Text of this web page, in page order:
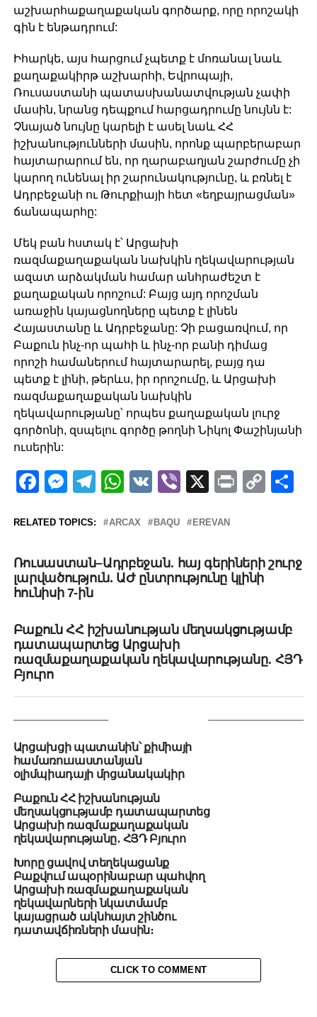
աշխարհաքաղաքական գործարք, որը որոշակի
գին է ենթադրում:
Իհարկե, այս հարցում չպետք է մոռանալ նաև
քաղաքակիրթ աշխարհի, Եվրոպայի,
Ռուսաստանի պատասխանատվության չափի
մասին, նրանց դեպքում հարցադրումը նույնն է:
Չնայած նույնը կարելի է ասել նաև ՀՀ
իշխանությունների մասին, որոնք պարբերաբար
հայտարարում են, որ ղարաբաղյան շարժումը չի
կարող ունենալ իր շարունակությունը, և բռնել է
Ադրբեջանի ու Թուրքիայի հետ «եղբայրացման»
ճանապարհը:
Մեկ բան հստակ է՝ Արցախի
ռազմաքաղաքական նախկին ղեկավարության
ազատ արձակման համար անհրաժեշտ է
քաղաքական որոշում: Բայց այդ որոշման
առաջին կայացնողները պետք է լինեն
Հայաստանը և Ադրբեջանը: Չի բացառվում, որ
Բաքուն ինչ-որ պահի և ինչ-որ բանի դիմաց
որոշի համաներում հայտարարել, բայց դա
պետք է լինի, թերևս, իր որոշումը, և Արցախի
ռազմաքաղաքական նախկին
ղեկավարությանը՝ որպես քաղաքական լուրջ
գործոնի, զսպելու գործը թողնի Նիկոլ Փաշինյանի
ուսերին:
Facebook
Messenger
Telegram
WhatsApp
VKViber
X PrintCopy
RELATED TOPICS: ARCAX BAQU EREVAN
Ռուսաստան–Ադրբեջան․ հայ գերիների շուրջ
լարվածություն. ԱԺ ընտրությունը կլինի
հունիսի 7-ին
Բաքուն ՀՀ իշխանության մեղսակցությամբ
դատապարտեց Արցախի
ռազմաքաղաքական ղեկավարությանը․ ՀՅԴ
Բյուրո
Արցախցի պատանին՝ քիմիայի
համառուսաստանյան
օլիմպիադայի մրցանակակիր
Բաքուն ՀՀ իշխանության
մեղսակցությամբ դատապարտեց
Արցախի ռազմաքաղաքական
ղեկավարությանը․ ՀՅԴ Բյուրո
Խորը ցավով տեղեկացանք
Բաքվում ապօրինաբար պահվող
Արցախի ռազմաքաղաքական
ղեկավարների նկատմամբ
կայացրած ակնհայտ շինծու
դատավճիռների մասին։
CLICK TO COMMENT